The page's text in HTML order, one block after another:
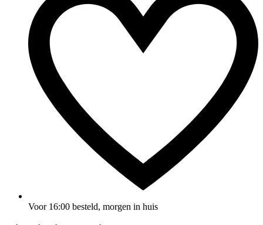
Voor 16:00 besteld, morgen in huis